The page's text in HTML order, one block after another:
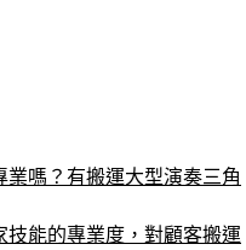
嗎？有搬運大型演奏三角
能的專業度，對顧客搬運